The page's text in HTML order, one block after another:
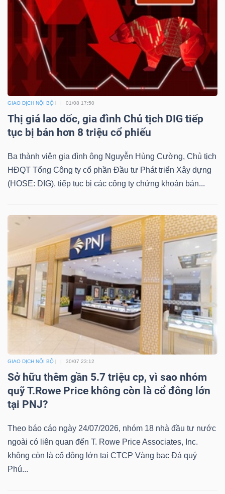
GIAO DỊCH NỘI BỘ 01/08 17:50
Thị giá lao dốc, gia đình Chủ tịch DIG tiếp
tục bị bán hơn 8 triệu cổ phiếu
Ba thành viên gia đình ông Nguyễn Hùng Cường, Chủ tịch
HĐQT Tổng Công ty cổ phần Đầu tư Phát triển Xây dựng
(HOSE: DIG), tiếp tục bị các công ty chứng khoán bán...
GIAO DỊCH NỘI BỘ 30/07 23:12
Sở hữu thêm gần 5.7 triệu cp, vì sao nhóm
quỹ T.Rowe Price không còn là cổ đông lớn
tại PNJ?
Theo báo cáo ngày 24/07/2026, nhóm 18 nhà đầu tư nước
ngoài có liên quan đến T. Rowe Price Associates, Inc.
không còn là cổ đông lớn tại CTCP Vàng bạc Đá quý
Phú...